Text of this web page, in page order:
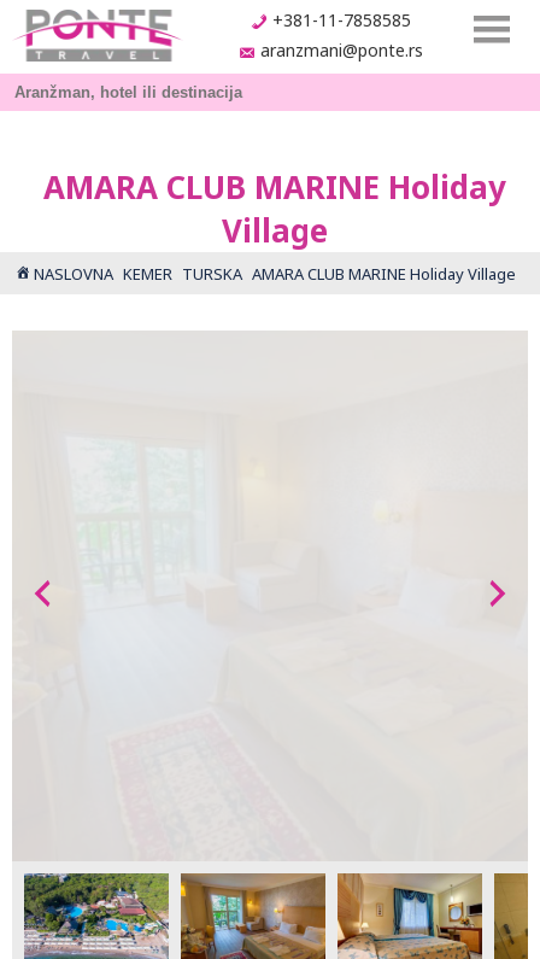
+381-11-7858585
aranzmani@ponte.rs
AMARA CLUB MARINE Holiday
Village
NASLOVNA KEMER TURSKA AMARA CLUB MARINE Holiday Village